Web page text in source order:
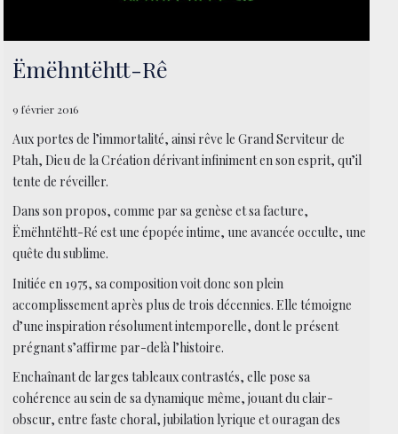
Ëmëhntëhtt-Rê
9 février 2016
Aux portes de l’immortalité, ainsi rêve le Grand Serviteur de
Ptah, Dieu de la Création dérivant infiniment en son esprit, qu’il
tente de réveiller.
Dans son propos, comme par sa genèse et sa facture,
Ëmëhntëhtt-Ré est une épopée intime, une avancée occulte, une
quête du sublime.
Initiée en 1975, sa composition voit donc son plein
accomplissement après plus de trois décennies. Elle témoigne
d’une inspiration résolument intemporelle, dont le présent
prégnant s’affirme par-delà l’histoire.
Enchaînant de larges tableaux contrastés, elle pose sa
cohérence au sein de sa dynamique même, jouant du clair-
obscur, entre faste choral, jubilation lyrique et ouragan des